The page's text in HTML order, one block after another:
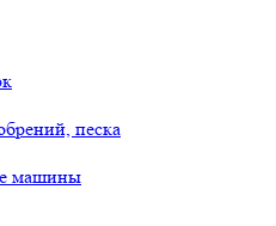
песка
машины